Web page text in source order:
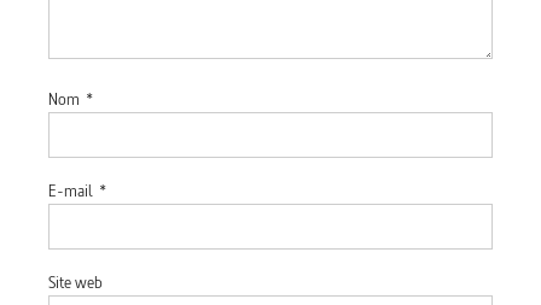
Nom *
E-mail *
Site web